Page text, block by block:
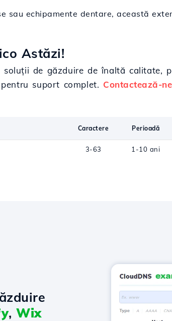
sau echipamente dentare, această
Astăzi!
de găzduire de înaltă calitate,
suport complet. Contactează-ne
Caractere Perioadă
3-63 1-10 ani
, Wix